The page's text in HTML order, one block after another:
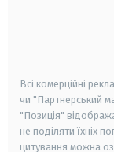
Всі комерційні
чи "Партнерський
"Позиція"
не поділяти їхніх
цитування можна